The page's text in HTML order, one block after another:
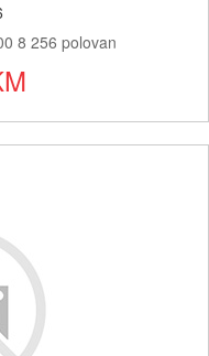
8 256 polovan